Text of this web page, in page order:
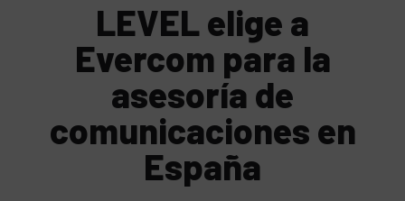
LEVEL elige a
Evercom para la
asesoría de
comunicaciones en
España